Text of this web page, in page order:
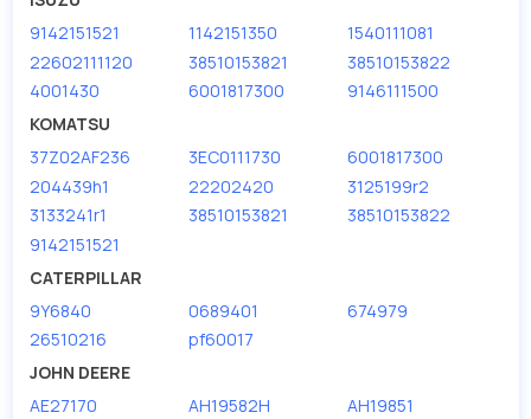
9142151521
1142151350
1540111081
22602111120
38510153821
38510153822
4001430
6001817300
9146111500
KOMATSU
37Z02AF236
3EC0111730
6001817300
204439h1
22202420
3125199r2
3133241r1
38510153821
38510153822
9142151521
CATERPILLAR
9Y6840
0689401
674979
26510216
pf60017
JOHN DEERE
AE27170
AH19582H
AH19851